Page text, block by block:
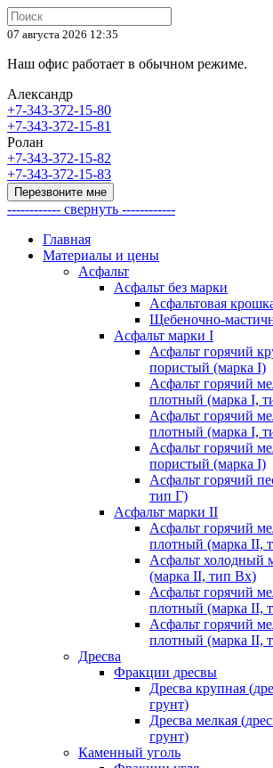
07 августа 2026 12:35
Наш офис работает в обычном режиме.
Александр
+7-343-372-15-80
+7-343-372-15-81
Ролан
+7-343-372-15-82
+7-343-372-15-83
Перезвоните мне
------------ свернуть ------------
Главная
Материалы и цены
Асфальт
Асфальт без марки
Асфальтовая
Щебеночно-
Асфальт марки I
Асфальт горячий
пористый (марка I)
Асфальт горячий
плотный (марка I,
Асфальт горячий
плотный (марка I,
Асфальт горячий
пористый (марка I)
Асфальт горячий
тип Г)
Асфальт марки II
Асфальт горячий
плотный (марка II,
Асфальт холодный
(марка II, тип Вх)
Асфальт горячий
плотный (марка II,
Асфальт горячий
плотный (марка II,
Дресва
Фракции дресвы
Дресва крупная
грунт)
Дресва мелкая
грунт)
Каменный уголь